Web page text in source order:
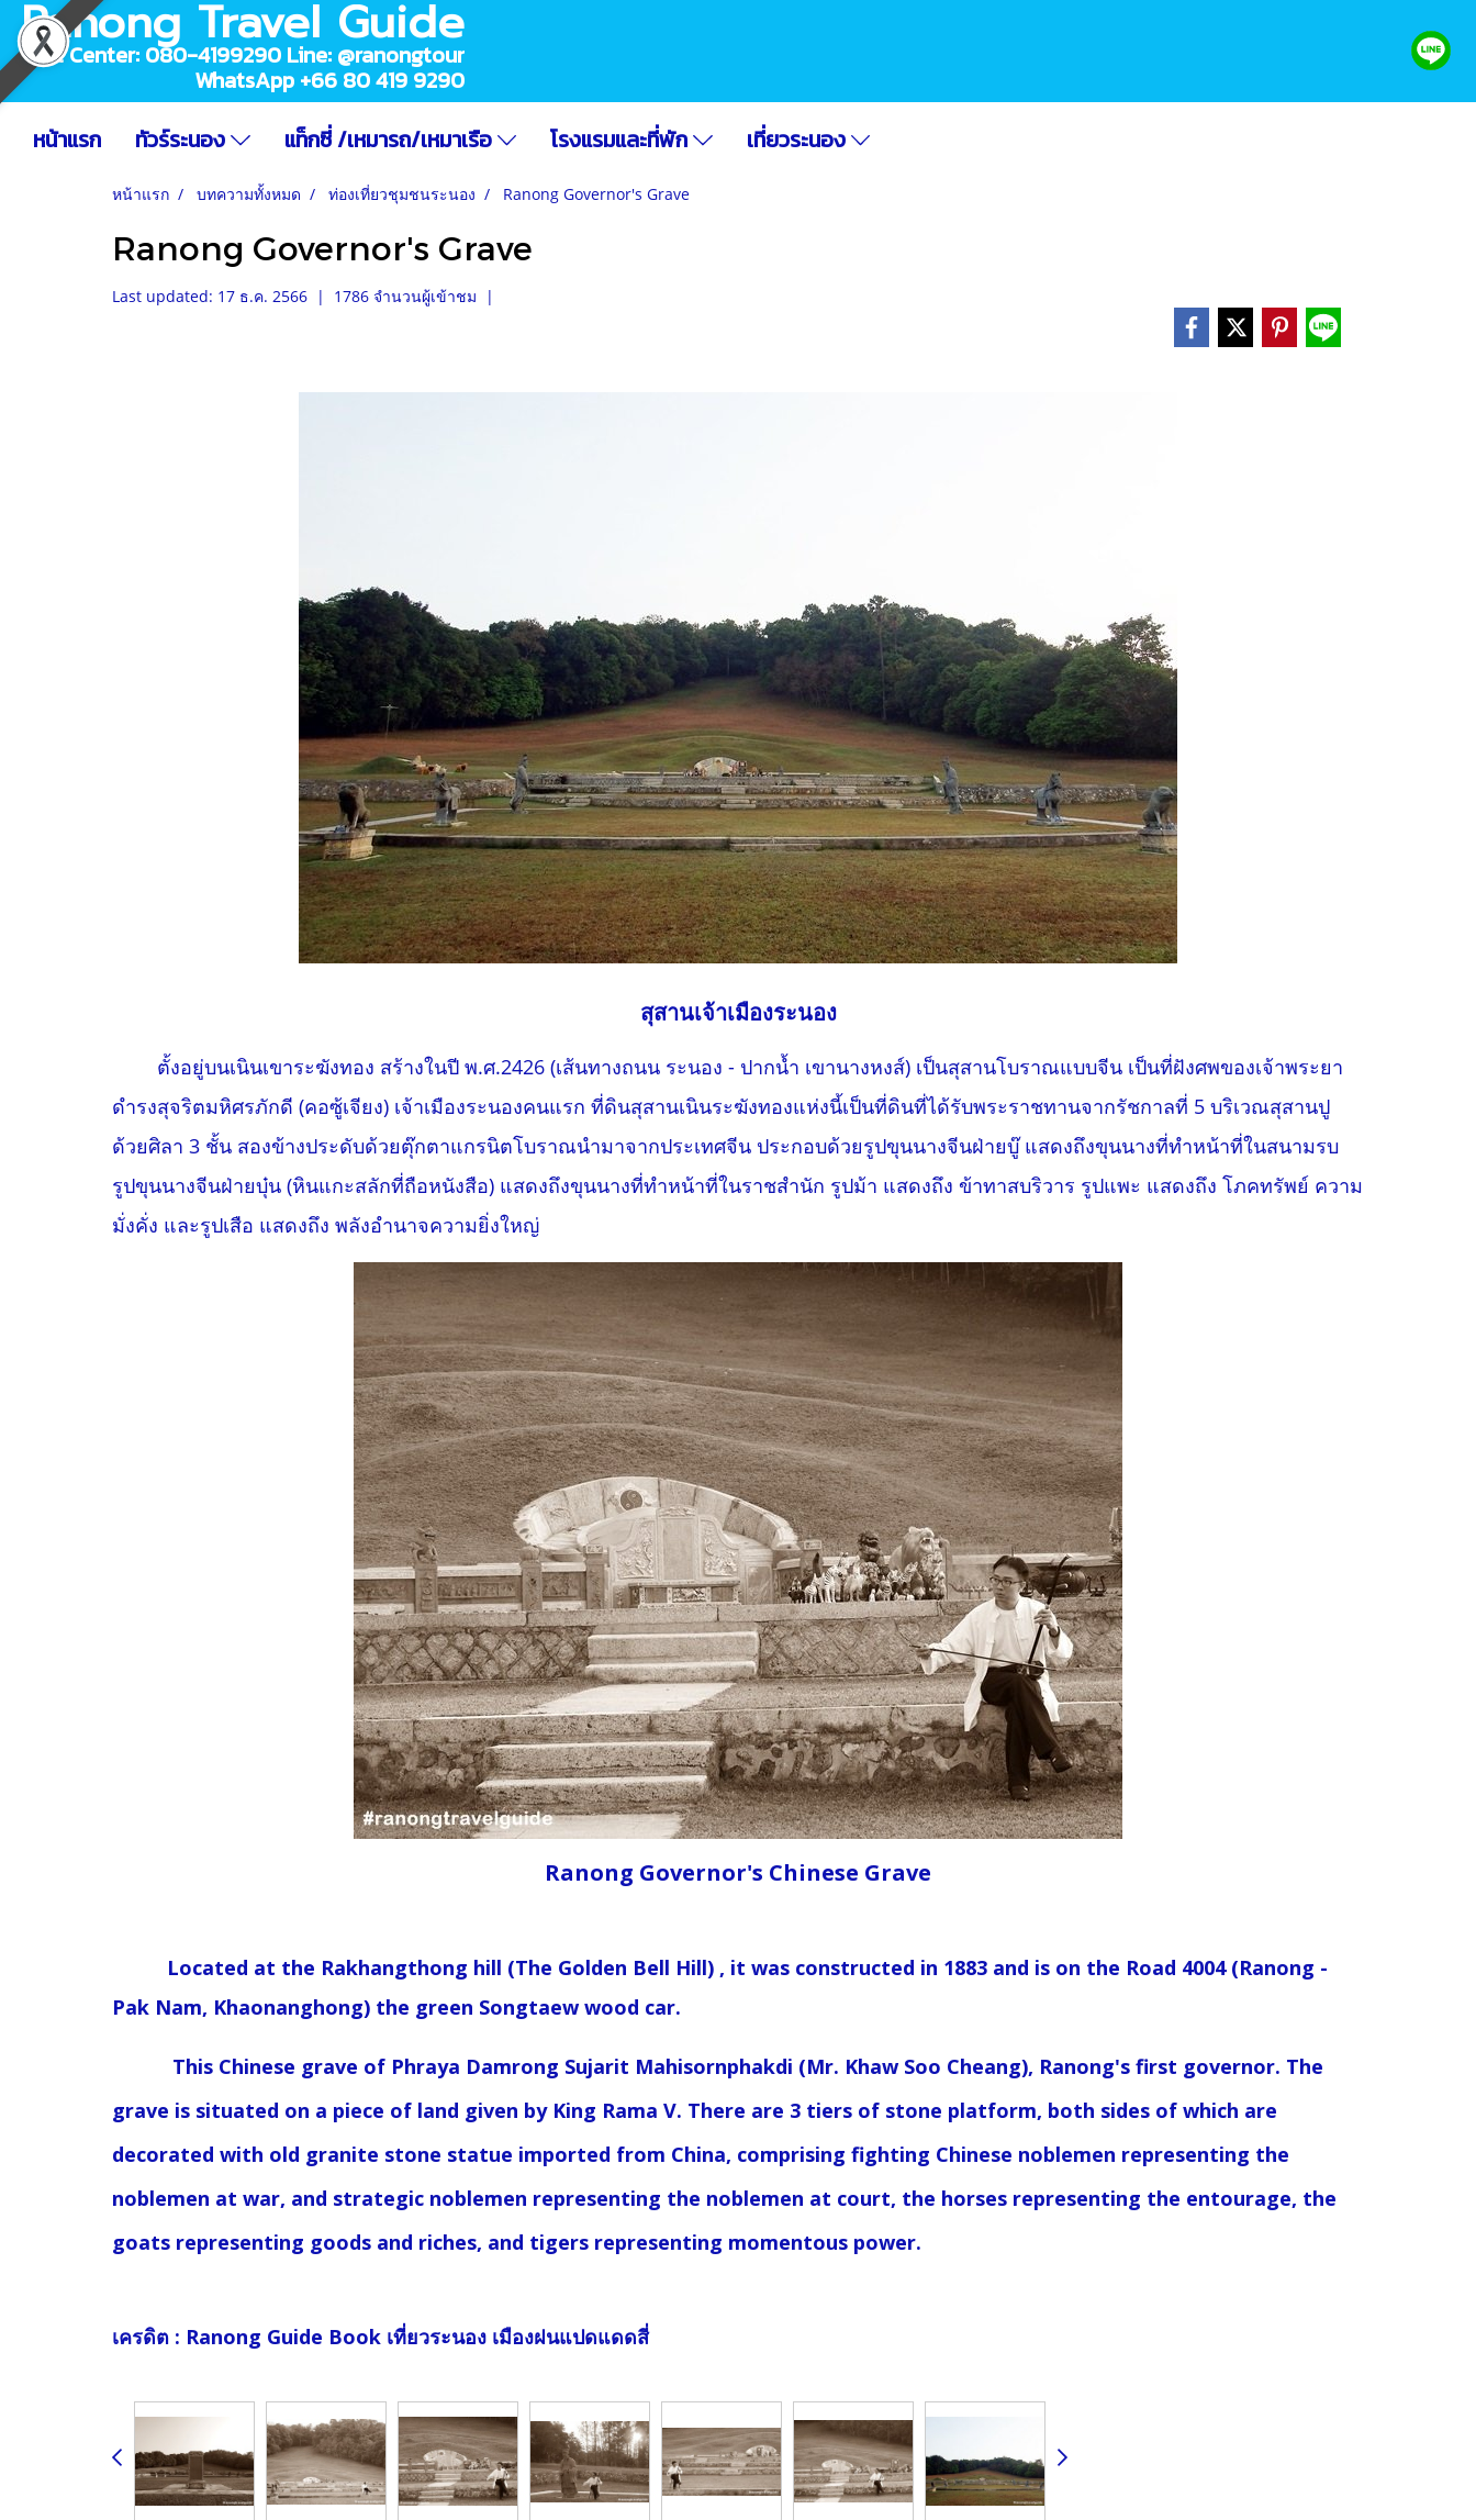
Ranong Travel Guide
Call Center: 080-4199290 Line: @ranongtour
WhatsApp +66 80 419 9290
หน้าแรก
ทัวร์ระนอง แท็กซี่ /เหมารถ/เหมาเรือ โรงแรมและที่พัก เที่ยวระนอง
หน้าแรก บทความทั้งหมด ท่องเที่ยวชุมชนระนอง Ranong Governor's Grave
Ranong Governor's Grave
Last updated: 17 ธ.ค. 2566 | 1786 จำนวนผู้เข้าชม |
สุสานเจ้าเมืองระนอง
ตั้งอยู่บนเนินเขาระฆังทอง สร้างในปี พ.ศ.2426 (เส้นทางถนน ระนอง - ปากน้ำ เขานางหงส์) เป็นสุสานโบราณแบบจีน เป็นที่ฝังศพของเจ้าพระยา
ดำรงสุจริตมหิศรภักดี (คอซู้เจียง) เจ้าเมืองระนองคนแรก ที่ดินสุสานเนินระฆังทองแห่งนี้เป็นที่ดินที่ได้รับพระราชทานจากรัชกาลที่ 5 บริเวณสุสานปู
ด้วยศิลา 3 ชั้น สองข้างประดับด้วยตุ๊กตาแกรนิตโบราณนำมาจากประเทศจีน ประกอบด้วยรูปขุนนางจีนฝ่ายบู๊ แสดงถึงขุนนางที่ทำหน้าที่ในสนามรบ
รูปขุนนางจีนฝ่ายบุ๋น (หินแกะสลักที่ถือหนังสือ) แสดงถึงขุนนางที่ทำหน้าที่ในราชสำนัก รูปม้า แสดงถึง ข้าทาสบริวาร รูปแพะ แสดงถึง โภคทรัพย์ ความ
มั่งคั่ง และรูปเสือ แสดงถึง พลังอำนาจความยิ่งใหญ่
Ranong Governor's Chinese Grave
Located at the Rakhangthong hill (The Golden Bell Hill) , it was constructed in 1883 and is on the Road 4004 (Ranong -
Pak Nam, Khaonanghong) the green Songtaew wood car.
This Chinese grave of Phraya Damrong Sujarit Mahisornphakdi (Mr. Khaw Soo Cheang), Ranong's first governor. The
grave is situated on a piece of land given by King Rama V. There are 3 tiers of stone platform, both sides of which are
decorated with old granite stone statue imported from China, comprising fighting Chinese noblemen representing the
noblemen at war, and strategic noblemen representing the noblemen at court, the horses representing the entourage, the
goats representing goods and riches, and tigers representing momentous power.
เครดิต : Ranong Guide Book เที่ยวระนอง เมืองฝนแปดแดดสี่